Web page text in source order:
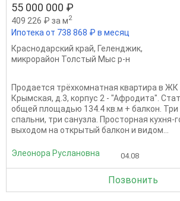
55 000 000 ₽
409 226 ₽ за м2
Ипотека от 738 868 ₽ в месяц
Краснодарский край, Геленджик,
микрорайон Толстый Мыс р-н
Продается трёхкомнатная квартира в ЖК
Крымская, д.3, корпус 2 - "Афродита".
общей площадью 134.4 кв.м + балкон. Три
спальни, три санузла. Просторная кухня-
выходом на открытый балкон и видом...
Элеонора Руслановна 04.08
Позвонить